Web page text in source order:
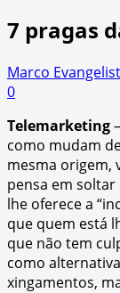
7 pragas
Marco
0
Telemarketing
como mudam
mesma origem,
pensa em
lhe oferece a
que quem está
que não tem
como
xingamentos,